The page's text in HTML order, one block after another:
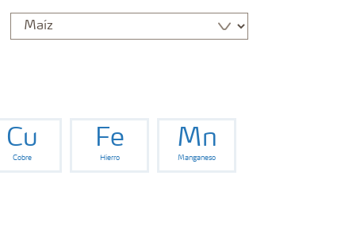
Cu
Cobre
Fe
Hierro
Mn
Manganeso